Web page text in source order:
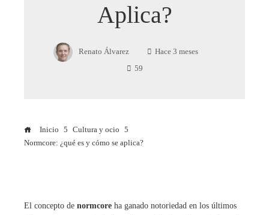
Aplica?
Renato Álvarez Hace 3 meses
59
Inicio
Cultura y ocio
Normcore: ¿qué es y cómo se aplica?
El concepto de normcore ha ganado notoriedad en los últimos